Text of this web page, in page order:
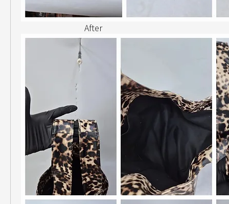
                               After